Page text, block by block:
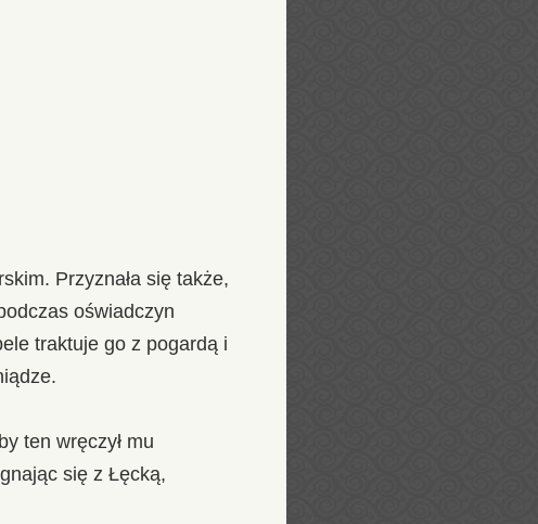
Przyznała się także,
oświadczyn
traktuje go z pogardą i
ten wręczył mu
się z Łęcką,